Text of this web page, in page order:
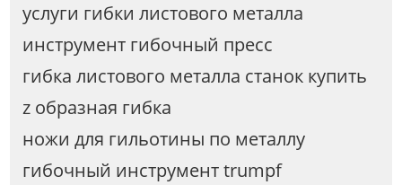
услуги гибки листового металла
инструмент гибочный пресс
гибка листового металла станок купить
z образная гибка
ножи для гильотины по металлу
гибочный инструмент trumpf